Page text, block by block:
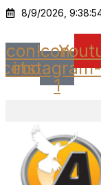
Ir
o
conteúdo
8/9/2026,
Icon-Icon-
instagram-
1